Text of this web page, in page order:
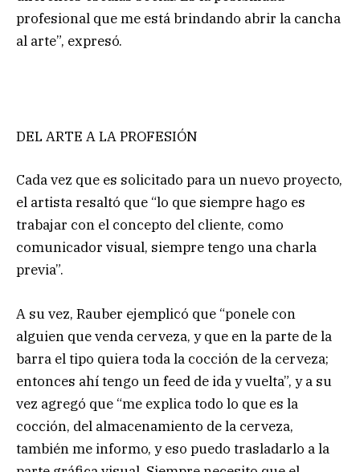
profesional que me está brindando abrir la cancha
al arte”, expresó.
DEL ARTE A LA PROFESIÓN
Cada vez que es solicitado para un nuevo proyecto,
el artista resaltó que “lo que siempre hago es
trabajar con el concepto del cliente, como
comunicador visual, siempre tengo una charla
previa”.
A su vez, Rauber ejemplicó que “ponele con
alguien que venda cerveza, y que en la parte de la
barra el tipo quiera toda la cocción de la cerveza;
entonces ahí tengo un feed de ida y vuelta”, y a su
vez agregó que “me explica todo lo que es la
cocción, del almacenamiento de la cerveza,
también me informo, y eso puedo trasladarlo a la